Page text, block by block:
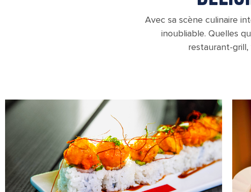
Avec sa scène culinaire
inoubliable. Quelles
restaurant-